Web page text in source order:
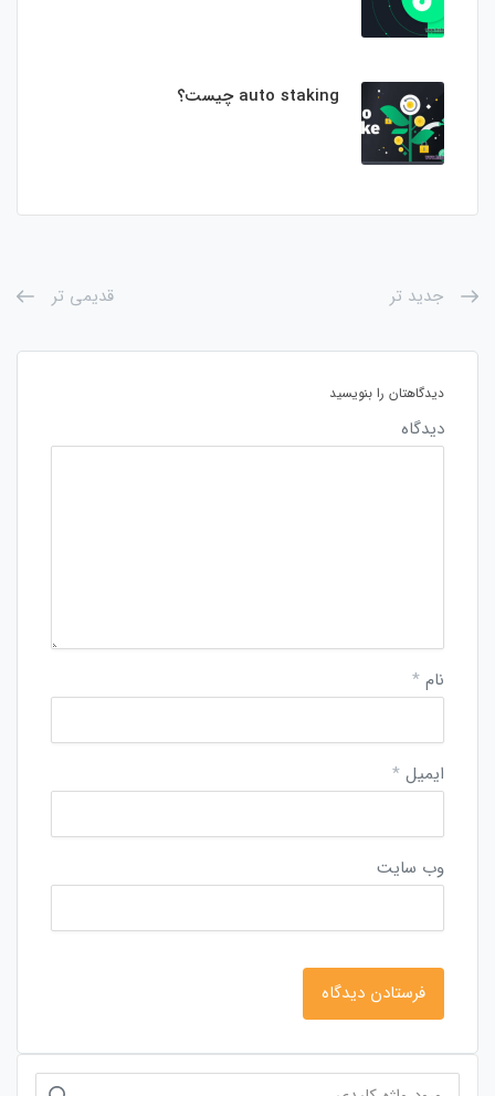
auto staking چیست؟
جدید تر قدیمی تر
دیدگاهتان را بنویسید
دیدگاه
نام *
ایمیل *
وب‌ سایت